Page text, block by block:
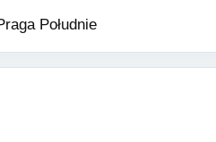
Południe